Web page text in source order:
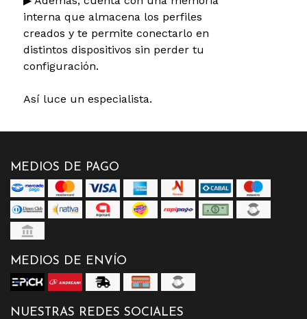
interna que almacena los perfiles
creados y te permite conectarlo en
distintos dispositivos sin perder tu
configuración.
Así luce un especialista.
MEDIOS DE PAGO
MEDIOS DE ENVÍO
NUESTRAS REDES SOCIALES